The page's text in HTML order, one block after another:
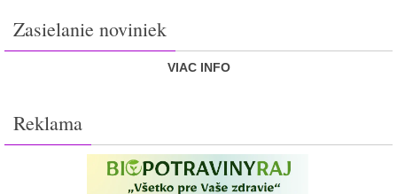
Zasielanie noviniek
VIAC INFO
Reklama